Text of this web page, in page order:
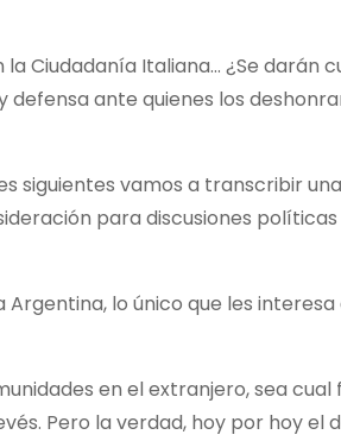
Ciudadanía Italiana… ¿Se darán
ante quienes los
siguientes vamos a transcribir
para discusiones políticas
lo único que les interesa
en el extranjero, sea cual
Pero la verdad, hoy por hoy el